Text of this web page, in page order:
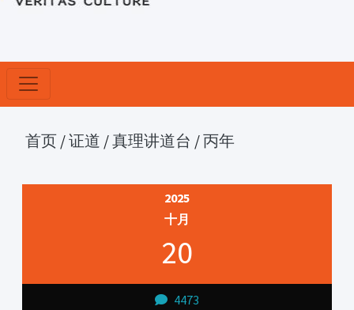
首页 /证道 /真理讲道台 /丙年
2025
十月
20
4473